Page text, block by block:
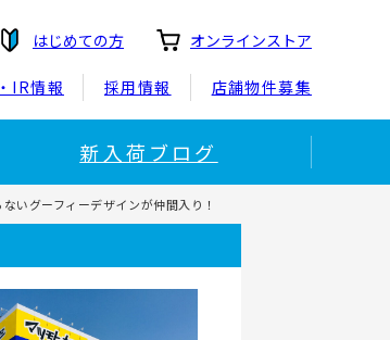
はじめての方 オンラインストア
IR情報 採用情報 店舗物件募集
新入荷ブログ
いグーフィーデザインが仲間入り！